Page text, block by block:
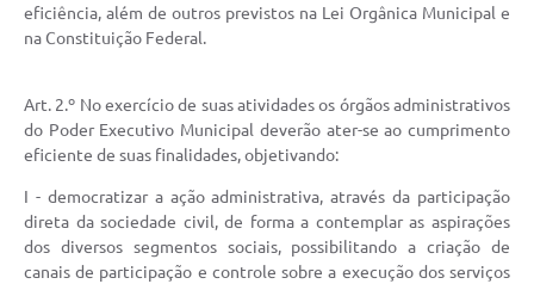
Enquete
Agenda
Diário Oficial
Contato
eficiência, além de outros previstos na Lei Orgânica Municipal e
na Constituição Federal.
Art. 2.º No exercício de suas atividades os órgãos administrativos
do Poder Executivo Municipal deverão ater-se ao cumprimento
eficiente de suas finalidades, objetivando:
I - democratizar a ação administrativa, através da participação
direta da sociedade civil, de forma a contemplar as aspirações
dos diversos segmentos sociais, possibilitando a criação de
canais de participação e controle sobre a execução dos serviços